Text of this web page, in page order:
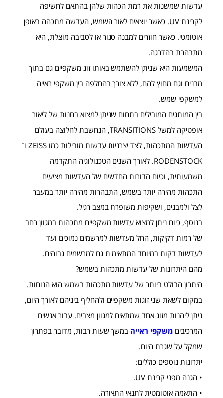
עדשות שמשנות את רמת הכהות שלהן בהתאם לחשיפה
לקרינת UV. כאשר יוצאים לאור השמש, העדשה מתכהה באופן
אוטומטי. כאשר חוזרים למבנה סגור או לסביבה מוצלת, היא
מתבהרת בהדרגה.
המשמעות היא שניתן להשתמש באותו זוג משקפיים גם בתוך
מבנים וגם מחוץ להם, ללא צורך בהחלפה בין משקפי ראייה
למשקפי שמש.
בין המותגים המובילים בתחום שניתן למצוא בחנות של ליאור
אופטיקה למשל TRANSITIONS, הנחשבת לחלוצה בעולם
העדשות המתכהות, לצד יצרניות עדשות מובילות כמו ZEISS ו־
RODENSTOCK. לאורך השנים הטכנולוגיה התקדמה
משמעותית, וכיום הדורות החדשים של העדשות מציעים
התכהות מהירה יותר בשמש, התבהרות מהירה יותר במעבר
לצל ולמבנים, ושקיפות משופרת במצב רגיל.
בנוסף, כיום ניתן למצוא עדשות משקפיים מתכהות במגוון רחב
של רמות דקיקות, החל מעדשות למרשמים נמוכים ועד
לעדשות דקות במיוחד המתאימות גם למרשמים גבוהים.
מהם היתרונות של עדשות מתכהות בשמש?
היתרון הבולט ביותר של עדשות מתכהות בשמש הוא הנוחות.
במקום לשאת שני זוגות משקפיים ולהחליף ביניהם לאורך היום,
ניתן ליהנות מזוג אחד שמתאים למגוון מצבים. עבור אנשים
המרכיבים משקפי ראייהבמשך שעות רבות, מדובר בפתרון
שמקל על שגרת היום.
יתרונות נוספים כוללים:
• הגנה מפני קרינת UV.
• התאמה אוטומטית לתנאי התאורה.